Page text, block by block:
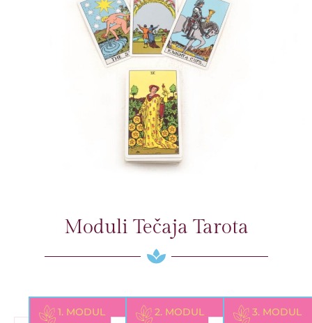
Moduli Tečaja Tarota
1. MODUL 2. MODUL 3. MODUL